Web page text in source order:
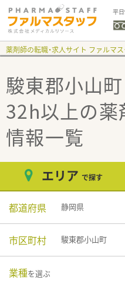
平
薬剤師の転職・求人サイト ファルマ
駿東郡小山町
32h以上の薬
情報一覧
エリア で探す
都道府県 静岡県
市区町村 駿東郡小山町
業種を選ぶ